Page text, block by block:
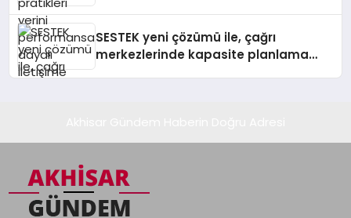
SESTEK yeni çözümü ile, çağrı
merkezlerinde kapasite planlama